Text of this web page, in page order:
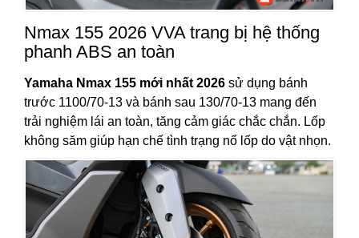
Nmax 155 2026 VVA trang bị hệ thống
phanh ABS an toàn
Yamaha Nmax 155 mới nhất 2026 sử dụng bánh
trước 1100/70-13 và bánh sau 130/70-13 mang đến
trải nghiệm lái an toàn, tăng cảm giác chắc chắn. Lốp
không săm giúp hạn chế tình trạng nổ lốp do vật nhọn.